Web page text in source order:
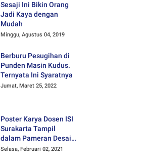
Sesaji Ini Bikin Orang
Jadi Kaya dengan
Mudah
Minggu, Agustus 04, 2019
Berburu Pesugihan di
Punden Masin Kudus.
Ternyata Ini Syaratnya
Jumat, Maret 25, 2022
Poster Karya Dosen ISI
Surakarta Tampil
dalam Pameran Desain
Poster Internasional
Selasa, Februari 02, 2021